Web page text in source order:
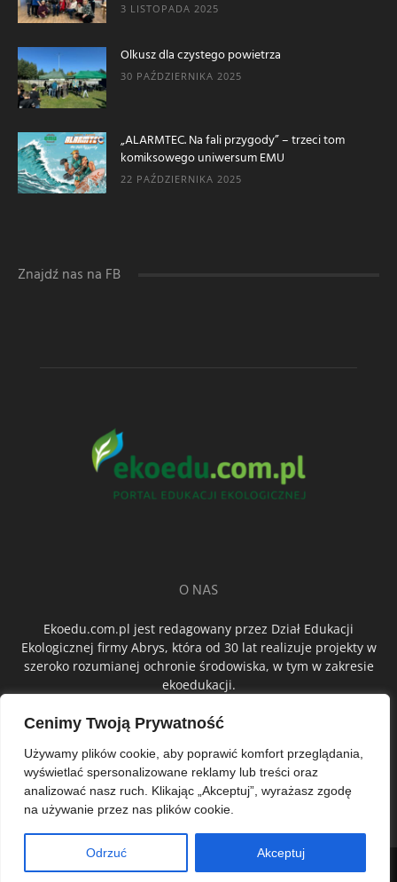
Cenimy Twoją Prywatność
Używamy plików cookie, aby poprawić komfort przeglądania,
wyświetlać spersonalizowane reklamy lub treści oraz
analizować nasz ruch. Klikając „Akceptuj”, wyrażasz zgodę
na używanie przez nas plików cookie.
Odrzuć Akceptuj
3 LISTOPADA 2025
Olkusz dla czystego powietrza
30 PAŹDZIERNIKA 2025
„ALARMTEC. Na fali przygody” – trzeci tom
komiksowego uniwersum EMU
22 PAŹDZIERNIKA 2025
Znajdź nas na FB
O NAS
Ekoedu.com.pl jest redagowany przez Dział Edukacji
Ekologicznej firmy Abrys, która od 30 lat realizuje projekty w
szeroko rozumianej ochronie środowiska, w tym w zakresie
ekoedukacji.
ŚLEDŹ NAS
© Abrys Sp. z o.o.